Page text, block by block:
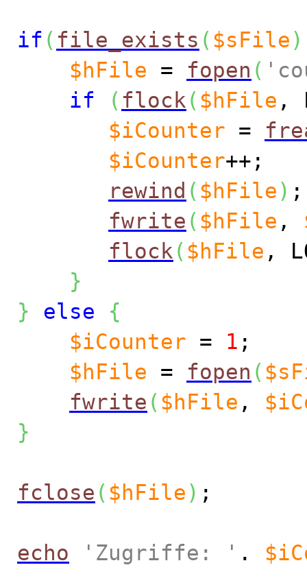
if ( file_exists ( $sFile)
$hFile = fopen (
if
( flock( $hFile ,
$iCounter =
$iCounter++;
rewind ( $hFile) ;
fwrite ( $hFile ,
flock( $hFile ,
}
}
else
{
$iCounter = 1 ;
$hFile = fopen (
fwrite ( $hFile ,
}
fclose ( $hFile) ;
echo 'Zugriffe: ' .